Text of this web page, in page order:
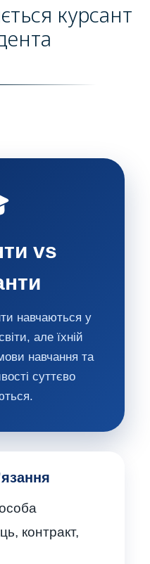
курсант
vs
навчаються у
але їхній
навчання та
суттєво
контракт,